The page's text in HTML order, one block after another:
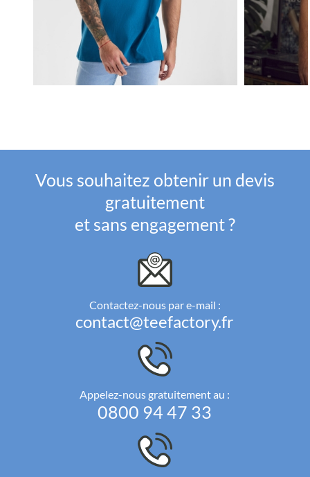
Vous souhaitez obtenir un devis
gratuitement
et sans engagement ?
Contactez-nous par e-mail :
contact@teefactory.fr
Appelez-nous gratuitement au :
0800 94 47 33